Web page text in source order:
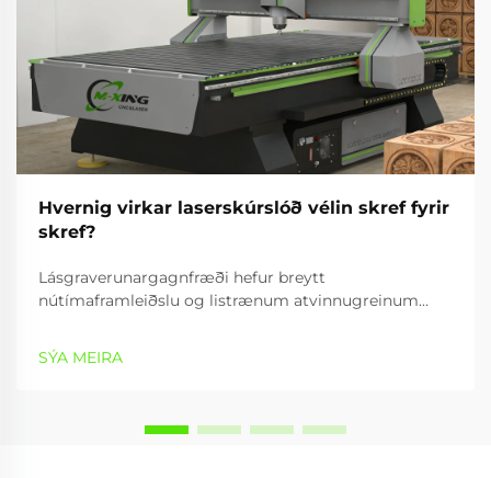
Hvernig virkar laserskúrslóð vélin skref fyrir
skref?
Lásgraverunargagnfræði hefur breytt
nútímaframleiðslu og listrænum atvinnugreinum
fjölbreytta getur til að vinna efni. Graverunartæki
notar samleitnan lásstrála til að búa til nákvæmar
SÝA MEIRA